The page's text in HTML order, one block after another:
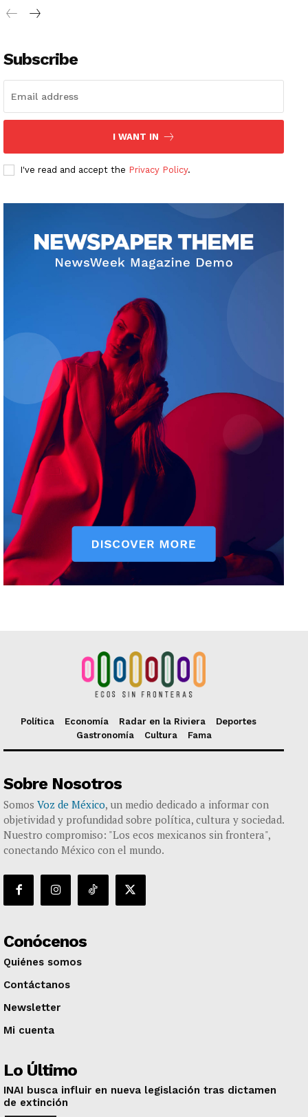
Subscribe
I WANT IN
I've read and accept the Privacy Policy.
Política Economía Radar en la Riviera
Deportes
Gastronomía
Cultura Fama
Sobre Nosotros
Somos Voz de México, un medio dedicado a informar con
objetividad y profundidad sobre política, cultura y sociedad.
Nuestro compromiso: "Los ecos mexicanos sin frontera",
conectando México con el mundo.
Conócenos
Quiénes somos
Contáctanos
Newsletter
Mi cuenta
Lo Último
INAI busca influir en nueva legislación tras dictamen
de extinción